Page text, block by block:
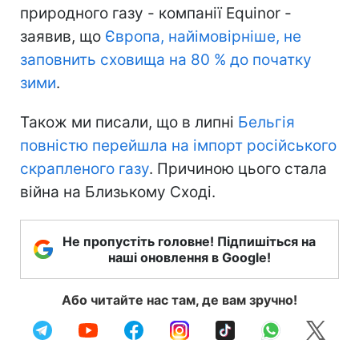
природного газу - компанії Equinor -
заявив, що Європа, найімовірніше, не
заповнить сховища на 80 % до початку
зими.
Також ми писали, що в липні Бельгія
повністю перейшла на імпорт російського
скрапленого газу. Причиною цього стала
війна на Близькому Сході.
Не пропустіть головне! Підпишіться на
наші оновлення в Google!
Або читайте нас там, де вам зручно!